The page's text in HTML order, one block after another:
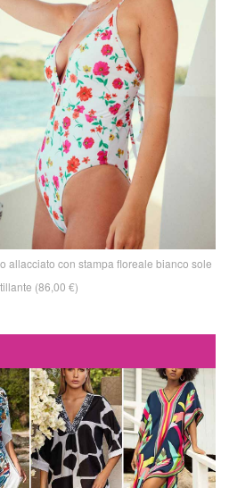
allacciato con stampa floreale bianco sole
(86,00 €)